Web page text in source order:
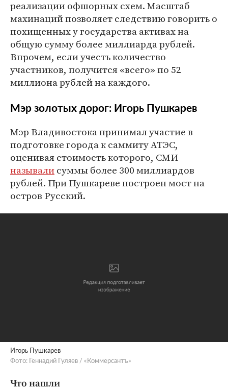
реализации офшорных схем. Масштаб
махинаций позволяет следствию говорить о
похищенных у государства активах на
общую сумму более миллиарда рублей.
Впрочем, если учесть количество
участников, получится «всего» по 52
миллиона рублей на каждого.
Мэр золотых дорог: Игорь Пушкарев
Мэр Владивостока принимал участие в
подготовке города к саммиту АТЭС,
оценивая стоимость которого, СМИ
называлисуммы более 300 миллиардов
рублей. При Пушкареве построен мост на
остров Русский.
Игорь Пушкарев
Фото: Геннадий Гуляев / «Коммерсантъ»
Что нашли